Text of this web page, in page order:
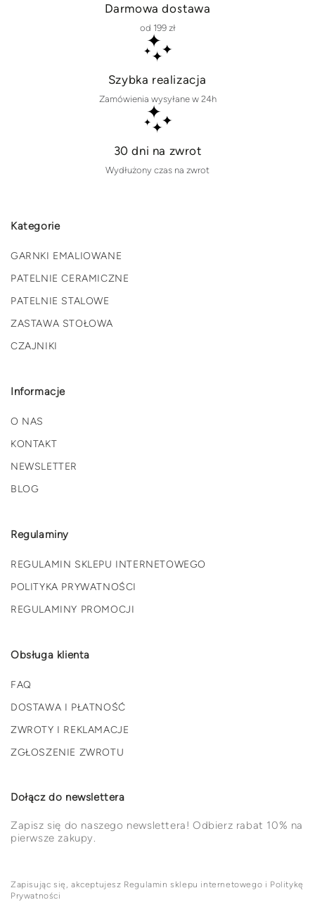
Darmowa dostawa
od 199 zł
Szybka realizacja
Zamówienia wysyłane w 24h
30 dni na zwrot
Wydłużony czas na zwrot
Kategorie
GARNKI EMALIOWANE
PATELNIE CERAMICZNE
PATELNIE STALOWE
ZASTAWA STOŁOWA
CZAJNIKI
Informacje
O NAS
KONTAKT
NEWSLETTER
BLOG
Regulaminy
REGULAMIN SKLEPU INTERNETOWEGO
POLITYKA PRYWATNOŚCI
REGULAMINY PROMOCJI
Obsługa klienta
FAQ
DOSTAWA I PŁATNOŚĆ
ZWROTY I REKLAMACJE
ZGŁOSZENIE ZWROTU
Dołącz do newslettera
Zapisz się do naszego newslettera! Odbierz rabat 10% na
pierwsze zakupy.
Zapisując się, akceptujesz Regulamin sklepu internetowego i Politykę
Prywatności